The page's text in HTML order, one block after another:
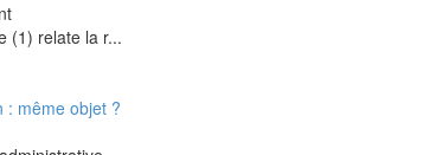
(1) relate la r...
: même objet ?